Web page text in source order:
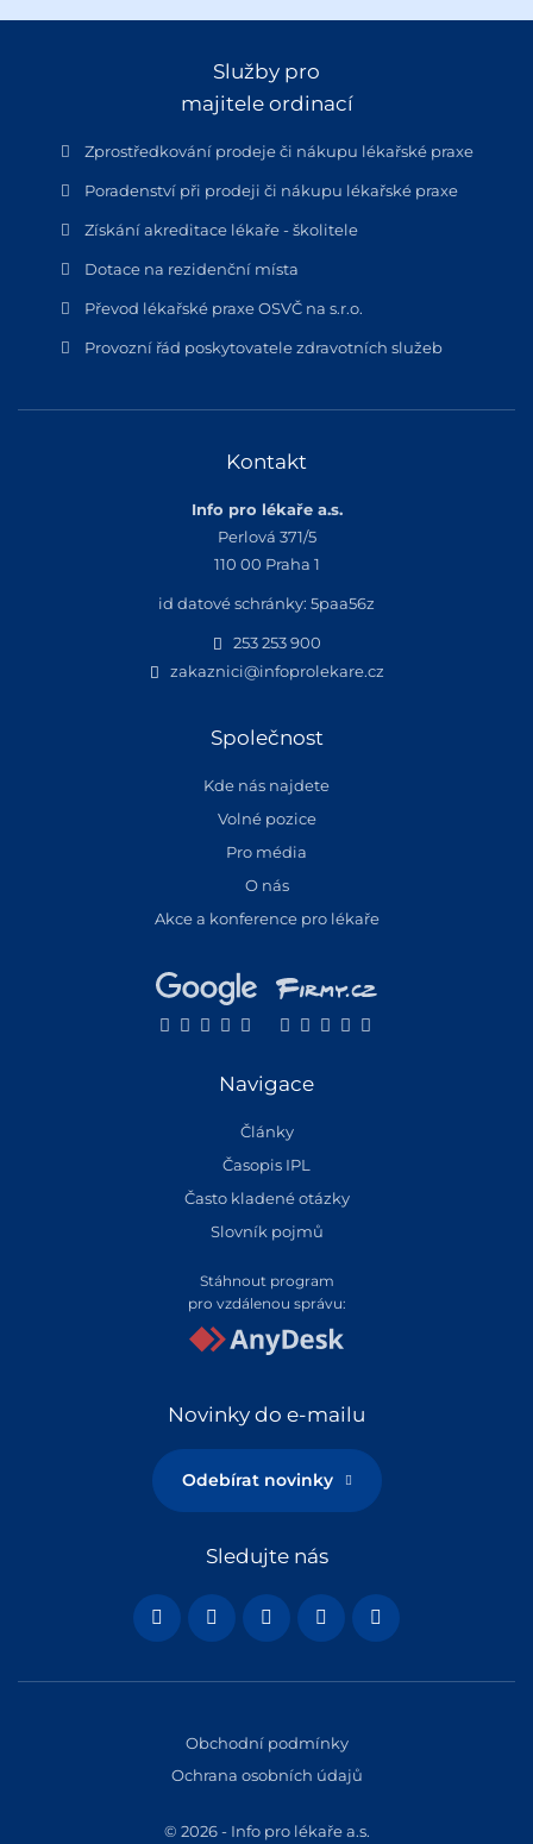
Služby pro
majitele ordinací
Zprostředkování prodeje či nákupu lékařské praxe
Poradenství při prodeji či nákupu lékařské praxe
Získání akreditace lékaře - školitele
Dotace na rezidenční místa
Převod lékařské praxe OSVČ na s.r.o.
Provozní řád poskytovatele zdravotních služeb
Kontakt
Info pro lékaře a.s.
Perlová 371/5
110 00 Praha 1
id datové schránky: 5paa56z
253 253 900
zakaznici@infoprolekare.cz
Společnost
Kde nás najdete
Volné pozice
Pro média
O nás
Akce a konference pro lékaře
Navigace
Články
Časopis IPL
Často kladené otázky
Slovník pojmů
Stáhnout program
pro vzdálenou správu:
Novinky do e-mailu
Odebírat novinky
Sledujte nás
© 2026 - Info pro lékaře a.s.
Obchodní podmínky
Ochrana osobních údajů